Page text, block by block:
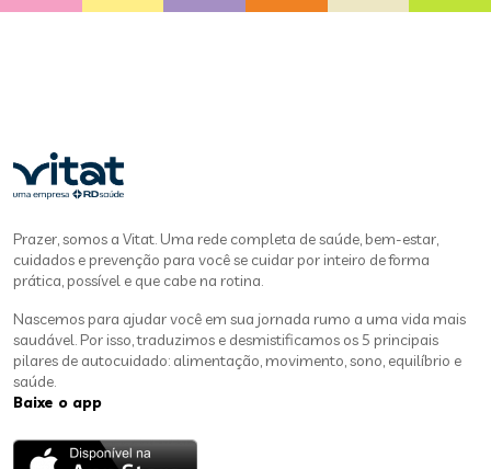
Prazer, somos a Vitat. Uma rede completa de saúde, bem-estar,
cuidados e prevenção para você se cuidar por inteiro de forma
prática, possível e que cabe na rotina.
Nascemos para ajudar você em sua jornada rumo a uma vida mais
saudável. Por isso, traduzimos e desmistificamos os 5 principais
pilares de autocuidado: alimentação, movimento, sono, equilíbrio e
saúde.
Baixe o app